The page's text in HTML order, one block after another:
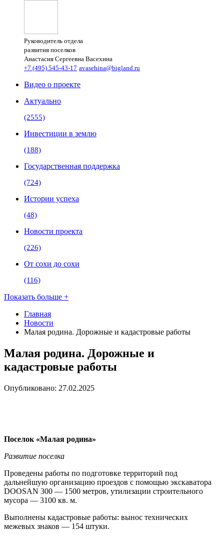
Руководитель отдела
развития поселков
Анастасия Сергеевна Васехина
+7 (495) 545-43-17 avasehina@bigland.ru
Видео о проекте
Актуально
(2555)
Инвестиции в землю
(188)
Государственная поддержка
(724)
Истории успеха
(48)
Новости проекта
(226)
От сохи до сохи
(116)
Показать больше +
Главная
Новости
Малая родина. Дорожные и кадастровые работы
Малая родина. Дорожные и
кадастровые работы
Опубликовано: 27.02.2025
Поселок «Малая родина»
Развитие поселка
Проведены работы по подготовке территорий под
дальнейшую организацию проездов с помощью экскаватора
DOOSAN 300 — 1500 метров, утилизации строительного
мусора — 3100 кв. м.
Выполнены кадастровые работы: вынос технических
межевых знаков — 154 штуки.